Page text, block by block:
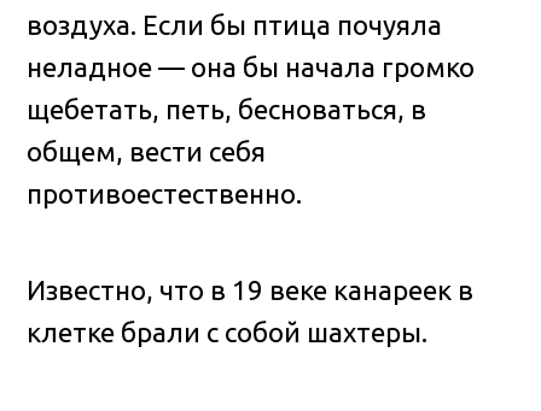
воздуха. Если бы птица почуяла
неладное — она бы начала громко
щебетать, петь, бесноваться, в
общем, вести себя
противоестественно.
Известно, что в 19 веке канареек в
клетке брали с собой шахтеры.